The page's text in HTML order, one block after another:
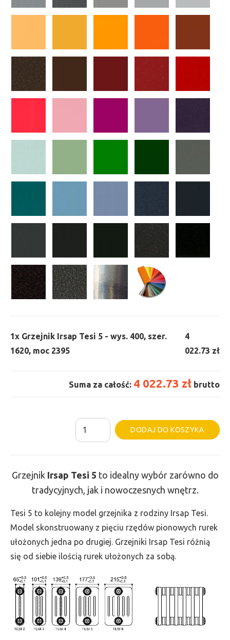
1x Grzejnik Irsap Tesi 5 - wys. 400, szer.
1620, moc 2395
4
022.73 zł
Suma za całość: 4 022.73 zł brutto
ilość
Grzejnik
-
wys.
400,
szer.
1620,
2395
DODAJ DO KOSZYKA
Grzejnik Irsap Tesi 5 to idealny wybór zarówno do
tradycyjnych, jak i nowoczesnych wnętrz.
Tesi 5 to kolejny model grzejnika z rodziny Irsap Tesi.
Model skonstruowany z pięciu rzędów pionowych rurek
ułożonych jedna po drugiej. Grzejniki Irsap Tesi różnią
się od siebie ilością rurek ułożonych za sobą.